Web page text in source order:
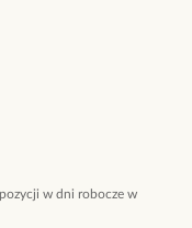
w dni robocze w